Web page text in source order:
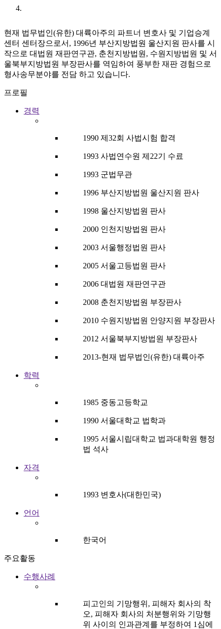
현재 법무법인(유한) 대륙아주의 파트너 변호사 및 기업승계
센터 센터장으로서, 1996년 부산지방법원 울산지원 판사를 시
작으로 대법원 재판연구관, 춘천지방법원, 수원지방법원 및 서
울북부지방법원 부장판사를 역임하여 풍부한 재판 경험으로
형사송무분야를 전담 하고 있습니다.
프로필
경력
1990 제32회 사법시험 합격
1993 사법연수원 제22기 수료
1993 군법무관
1996 부산지방법원 울산지원 판사
1998 울산지방법원 판사
2000 인천지방법원 판사
2003 서울행정법원 판사
2005 서울고등법원 판사
2006 대법원 재판연구관
2008 춘천지방법원 부장판사
2010 수원지방법원 안양지원 부장판사
2012 서울북부지방법원 부장판사
2013-현재 법무법인(유한) 대륙아주
학력
1985 중동고등학교
1990 서울대학교 법학과
1995 서울시립대학교 법과대학원 행정
법 석사
자격
1993 변호사(대한민국)
언어
한국어
주요활동
수행사례
피고인의 기망행위, 피해자 회사의 착
오, 피해자 회사의 처분행위와 기망행
위 사이의 인과관계를 부정하여 1심에